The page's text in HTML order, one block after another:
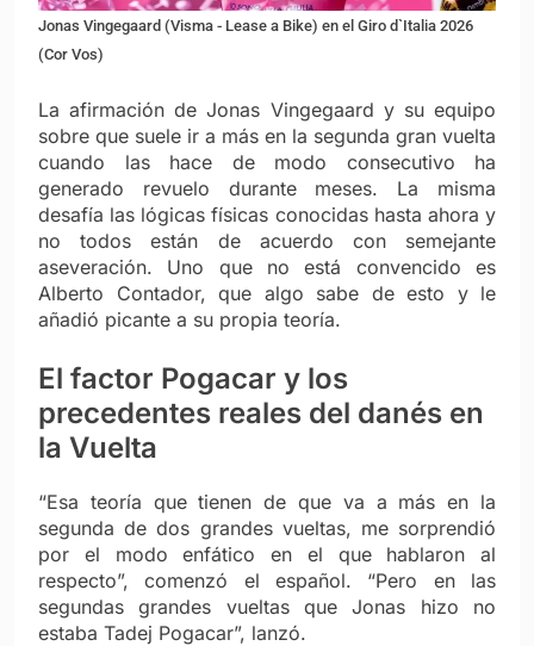
Jonas Vingegaard (Visma - Lease a Bike) en el Giro d`Italia 2026
(Cor Vos)
La afirmación de Jonas Vingegaard y su equipo
sobre que suele ir a más en la segunda gran vuelta
cuando las hace de modo consecutivo ha
generado revuelo durante meses. La misma
desafía las lógicas físicas conocidas hasta ahora y
no todos están de acuerdo con semejante
aseveración. Uno que no está convencido es
Alberto Contador, que algo sabe de esto y le
añadió picante a su propia teoría.
El factor Pogacar y los
precedentes reales del danés en
la Vuelta
“Esa teoría que tienen de que va a más en la
segunda de dos grandes vueltas, me sorprendió
por el modo enfático en el que hablaron al
respecto”, comenzó el español. “Pero en las
segundas grandes vueltas que Jonas hizo no
estaba Tadej Pogacar”, lanzó.